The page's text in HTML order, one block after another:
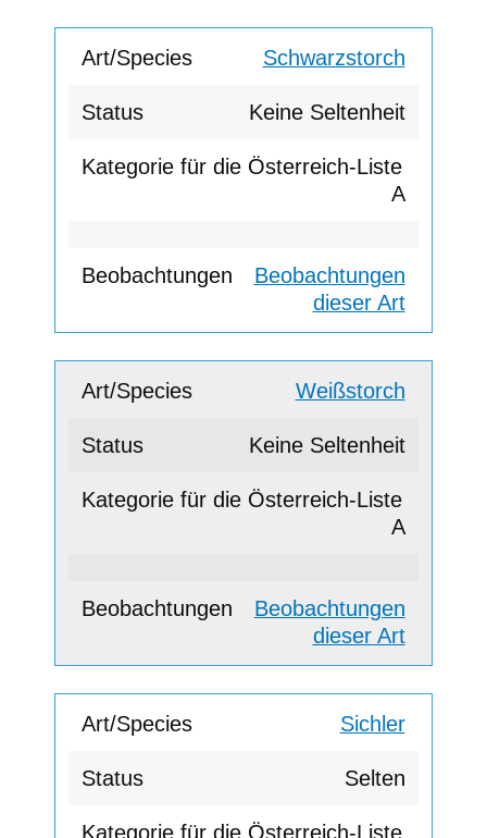
Schwarzstorch
Keine Seltenheit
A
Beobachtungen
dieser Art
Weißstorch
Keine Seltenheit
A
Beobachtungen
dieser Art
Sichler
Selten